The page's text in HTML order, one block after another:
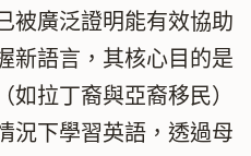
被廣泛證明能有效協助
新語言，其核心目的是
拉丁裔與亞裔移民）
況下學習英語，透過母